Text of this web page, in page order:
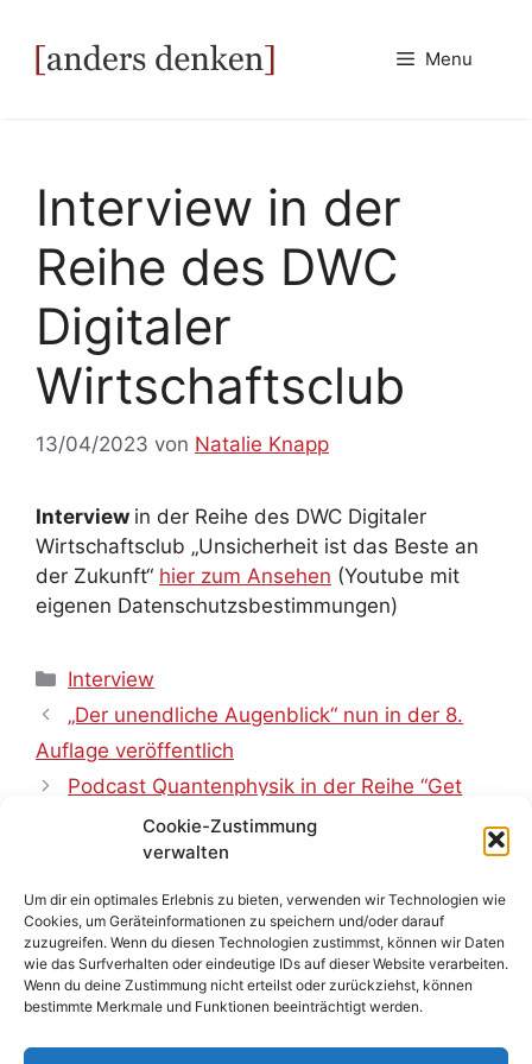
Cookie-Zustimmung
verwalten
Um dir ein optimales Erlebnis zu bieten, verwenden wir Technologien wie
Cookies, um Geräteinformationen zu speichern und/oder darauf
zuzugreifen. Wenn du diesen Technologien zustimmst, können wir Daten
wie das Surfverhalten oder eindeutige IDs auf dieser Website verarbeiten.
Wenn du deine Zustimmung nicht erteilst oder zurückziehst, können
bestimmte Merkmale und Funktionen beeinträchtigt werden.
Inhalt
springen
Menu
Interview in der
Reihe des DWC
Digitaler
Wirtschaftsclub
13/04/2023 von Natalie Knapp
Interview in der Reihe des DWC Digitaler
Wirtschaftsclub „Unsicherheit ist das Beste an
der Zukunft“ hier zum Ansehen (Youtube mit
eigenen Datenschutzsbestimmungen)
Kategorien
Interview
„Der unendliche Augenblick“ nun in der 8.
Auflage veröffentlich
Podcast Quantenphysik in der Reihe “Get
happy!” von Kathi Kleff mit Ulrich Schnabel und
Natalie Knapp